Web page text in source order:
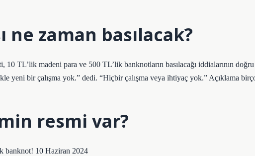
ne zaman basılacak?
TL’lik madeni para ve 500 TL’lik banknotların basılacağı iddialarının doğru
yeni bir çalışma yok.” dedi. “Hiçbir çalışma veya ihtiyaç yok.” Açıklama
resmi var?
banknot! 10 Haziran 2024